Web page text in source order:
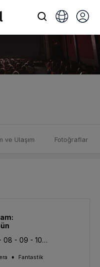
ve Ulaşım Fotoğraflar
Ağustos - 07 - 08 - 09 - 10 - 11 - 12 - 13
• Fantastik